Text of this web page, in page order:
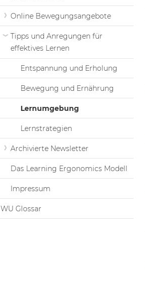
Online Bewegungsangebote
Tipps und Anregungen für
effektives Lernen
Entspannung und Erholung
Bewegung und Ernährung
Lernumgebung
Lernstrategien
Archivierte Newsletter
Das Learning Ergonomics Modell
Impressum
WU Glossar